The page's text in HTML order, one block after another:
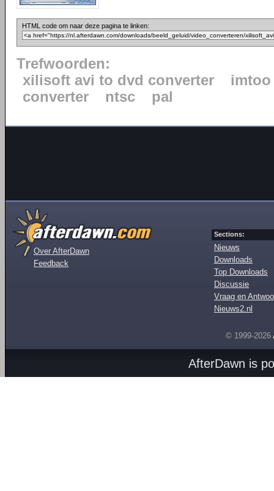
HTML code om naar deze pagina te linken:
Trefwoorden:
xilisoft avi to dvd converter
imtoo
converter
ntsc pal
Over AfterDawn
Feedback
Sections:
Nieuws
Downloads
Top Downloads
Discussie
Vraag en
Nieuws2.nl
© 1999-2026
AfterDawn is